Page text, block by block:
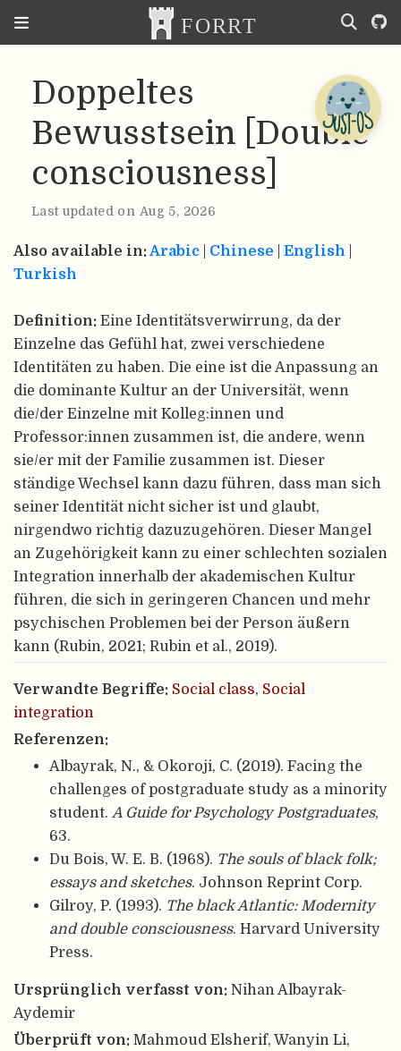
Doppeltes
Bewusstsein [Double
consciousness]
Last updated on Aug 5, 2026
Also available in:Arabic Chinese English
Turkish
Definition: Eine Identitätsverwirrung, da der
Einzelne das Gefühl hat, zwei verschiedene
Identitäten zu haben. Die eine ist die Anpassung an
die dominante Kultur an der Universität, wenn
die/der Einzelne mit Kolleg:innen und
Professor:innen zusammen ist, die andere, wenn
sie/er mit der Familie zusammen ist. Dieser
ständige Wechsel kann dazu führen, dass man sich
seiner Identität nicht sicher ist und glaubt,
nirgendwo richtig dazuzugehören. Dieser Mangel
an Zugehörigkeit kann zu einer schlechten sozialen
Integration innerhalb der akademischen Kultur
führen, die sich in geringeren Chancen und mehr
psychischen Problemen bei der Person äußern
kann (Rubin, 2021; Rubin et al., 2019).
Verwandte Begriffe: Social class, Social
integration
Referenzen:
Albayrak, N., & Okoroji, C. (2019). Facing the
challenges of postgraduate study as a minority
student. A Guide for Psychology Postgraduates,
63.
Du Bois, W. E. B. (1968). The souls of black folk;
essays and sketches. Johnson Reprint Corp.
Gilroy, P. (1993). The black Atlantic: Modernity
and double consciousness. Harvard University
Press.
Ursprünglich verfasst von: Nihan Albayrak-
Aydemir
Überprüft von: Mahmoud Elsherif, Wanyin Li,